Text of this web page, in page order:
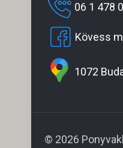
06 1 478
Kövess
1072
© 2026